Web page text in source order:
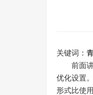
关键词：
前面讲
优化设置
形式比使